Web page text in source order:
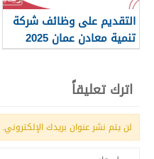
التقديم على وظائف شركة
تنمية معادن عمان 2025
اترك تعليقاً
لن يتم نشر عنوان بريدك الإلكتروني.